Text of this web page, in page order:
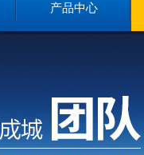
产品中心